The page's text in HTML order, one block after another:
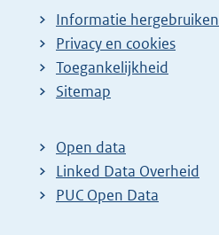
Informatie hergebruiken
Privacy en cookies
Toegankelijkheid
Sitemap
Open data
Linked Data Overheid
PUC Open Data